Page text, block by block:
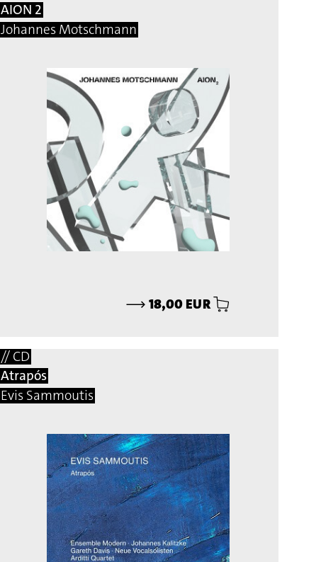
AION 2
Johannes Motschmann
⟶ 18,00 EUR
// CD
Atrapós
Evis Sammoutis